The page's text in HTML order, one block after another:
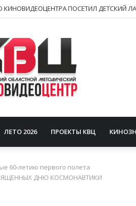
ПОСЕТИЛ ДЕТСКИЙ
ЛЕТО 2026 ПРОЕКТЫ КВЦ
60-летию первого полета
ДНЮ КОСМОНАВТИКИ